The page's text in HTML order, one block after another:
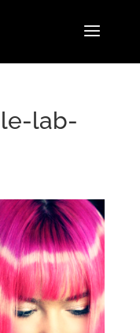
lab-